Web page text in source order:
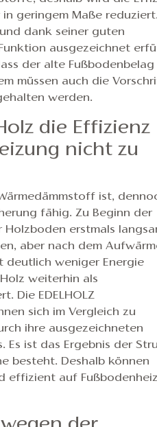
geringem Maße
dank seiner guten
ausgezeichnet
der alte Fußbodenbelag
müssen auch die
werden.
die Effizienz
nicht zu
ist,
fähig. Zu Beginn der
erstmals
aber nach dem
deutlich weniger Energie
weiterhin als
Die EDELHOLZ
sich im Vergleich zu
ihre ausgezeichneten
Es ist das Ergebnis der
besteht. Deshalb können
effizient auf